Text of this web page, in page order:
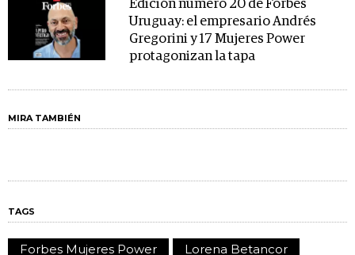
Edición número 20 de Forbes
Uruguay: el empresario Andrés
Gregorini y 17 Mujeres Power
protagonizan la tapa
MIRA TAMBIÉN
TAGS
Forbes Mujeres Power
Lorena Betancor